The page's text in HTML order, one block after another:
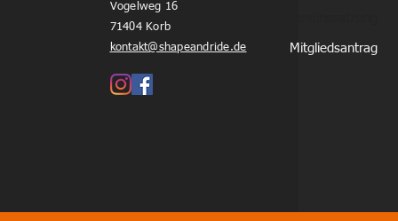
Vogelweg 16
71404 Korb
kontakt@shapeandride.de
Mitgliedsantrag